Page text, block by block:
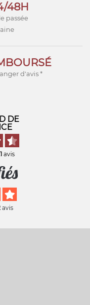
48H
passée
d'avis *
DE
avis
avis